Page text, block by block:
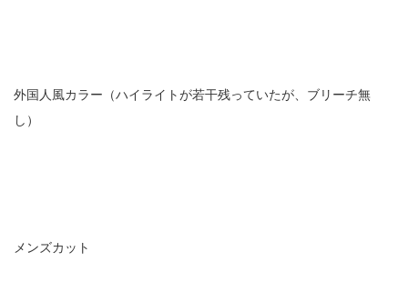
外国人風カラー（ハイライトが若干残っていたが、ブリーチ無
し）
メンズカット